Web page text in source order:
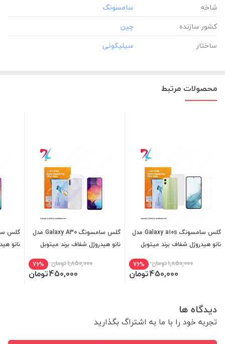
شاخه
کشور سازنده
ساختار
محصولات مرتبط
گلس سامسونگ Galaxy a10s مدل
نانو هیدروژل شفاف برند میتوبل
1,850,000تومان 76%
450,000تومان
گلس سامسونگ Galaxy A30 مدل
نانو هیدروژل شفاف برند میتوبل
1,850,000تومان 76%
450,000تومان
نانو
دیدگاه ها
تجربه خود را با ما به اشتراگ بگذارید